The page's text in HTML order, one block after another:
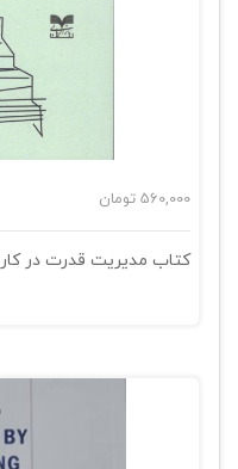
560,000 تومان
کتاب مدیریت قدرت در